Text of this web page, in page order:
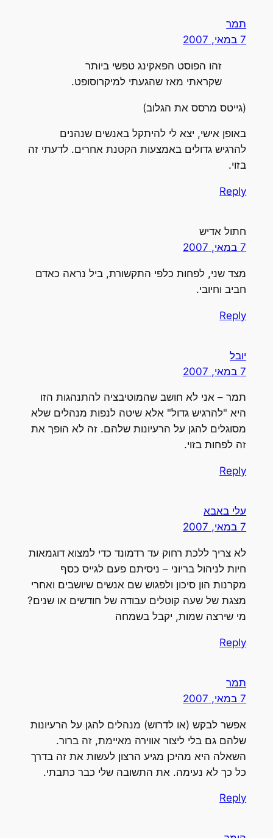
תמר
זהו הפוסט הפאקינג טפשי ביותר
שקראתי מאז שהגעתי למיקרוסופט.
(גייטס מרסס את הגלוב)
באופן אישי, יצא לי להיתקל באנשים שנהנים
להרגיש גדולים באמצעות הקטנת אחרים. לדעתי זה
בזוי.
Reply
חתול אדיש
מצד שני, לפחות כלפי התקשורת, ביל נראה כאדם
חביב וחיובי.
Reply
יובל
תמר – אני לא חושב שהמוטיבציה להתנהגות הזו
היא "להרגיש גדול" אלא שיטה לנפות מנהלים שלא
מסוגלים להגן על הרעיונות שלהם. זה לא הופך את
זה לפחות בזוי.
Reply
עלי באבא
לא צריך ללכת רחוק עד רדמונד כדי למצוא דוגמאות
חיות לניהול בריוני – ניסיתם פעם לגייס כסף
מקרנות הון סיכון ולפגוש שם אנשים שיושבים ואחרי
מצגת של שעה קוטלים עבודה של חודשים או שנים?
מי שירצה שמות, יקבל בשמחה
Reply
תמר
אפשר לבקש (או לדרוש) מנהלים להגן על הרעיונות
שלהם גם בלי ליצור אווירה מאיימת, זה ברור.
השאלה היא מהיכן מגיע הרצון לעשות את זה בדרך
כל כך לא נעימה. את התשובה שלי כבר כתבתי.
Reply